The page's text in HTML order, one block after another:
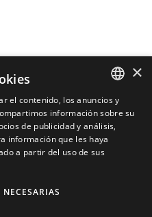
validez
ENGLISH
SPANISH
×
el contenido, los anuncios y
información sobre su
de publicidad y análisis,
información que les haya
a partir del uso de sus